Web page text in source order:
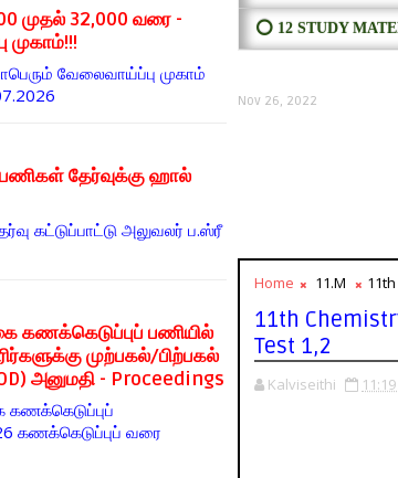
முதல் 32,000 வரை -
முகாம்!!!
வேலைவாய்ப்பு முகாம்
தேர்வுக்கு ஹால்
கட்​டுப்​பாட்டு அலு​வலர் ப.ஸ்ரீ
பணியில்
முற்பகல்/பிற்பகல்
அனுமதி - Proceedings
கணக்கெடுப்புப் வரை
⭕ 12 STUDY
Nov 26, 2022
Home 11.M
11th
Test 1,2
Kalviseithi